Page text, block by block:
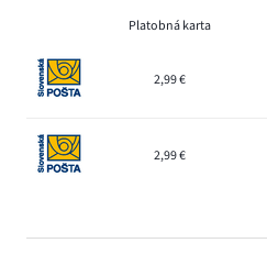
Platobná karta
2,99 €
2,99 €